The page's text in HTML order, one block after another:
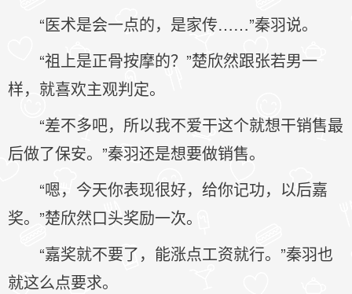
“医术是会一点的，是家传……”秦羽说。
“祖上是正骨按摩的？”楚欣然跟张若男一
样，就喜欢主观判定。
“差不多吧，所以我不爱干这个就想干销售最
后做了保安。”秦羽还是想要做销售。
“嗯，今天你表现很好，给你记功，以后嘉
奖。”楚欣然口头奖励一次。
“嘉奖就不要了，能涨点工资就行。”秦羽也
就这么点要求。